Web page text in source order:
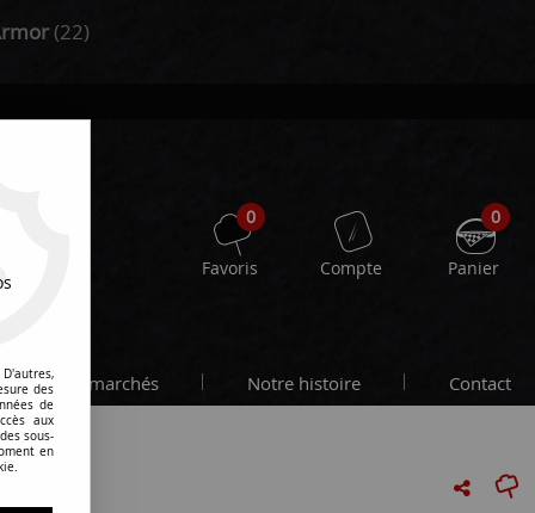
(22)
0
Favoris Compte
0
Panier
Les marchés Notre histoire Contact
des
de
aux
sous-
en